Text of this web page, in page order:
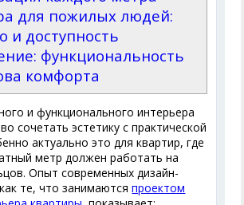
для пожилых людей:
и доступность
функциональность
комфорта
и функционального интерьера
сочетать эстетику с практической
актуально это для квартир, где
метр должен работать на
Опыт современных дизайн-
те, что занимаютсяпроектом